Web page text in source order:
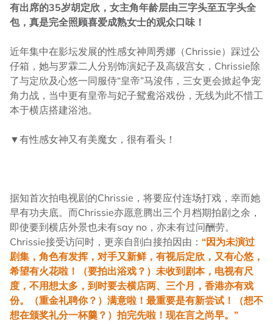
有出席的35岁胡定欣，女主角年龄层由三字头至五字头全
包，真是完全照顾喜爱成熟女士的观众口味！
近年集中在影坛发展的性感女神周秀娜（Chrissie）踩过公
仔箱，她与罗霖二人分别饰演妃子及高级宫女，Chrissie除
了与定欣及心悠一同服侍“皇帝”马浚伟，三女更会掀起争宠
角力战，当中更有皇帝与妃子鸳鸯浴戏份，无线为此不惜工
本于横店搭建浴池。
▼有性感女神又有美魔女，很有看头！
据知首次拍电视剧的Chrissie，将要应付连场打戏，幸而她
早有功夫底。而Chrissie亦愿意腾出三个月档期拍剧之余，
即使要到横店外景也未有say no，亦未有过问酬劳。
Chrissie接受访问时，更亲自剖白接拍因由： “因为未演过
剧集，角色有发挥，对手又新鲜，有视后定欣，又有心悠，
希望有火花啦！（要拍出浴戏？）未收到剧本，电视有尺
度，不用想太多，到时要去横店两、三个月，香港亦有戏
份。（重金礼聘你？）满意啦！最重要是有新尝试！（想不
想在颁奖礼分一杯羹？）拍完先啦！现在言之尚早。”